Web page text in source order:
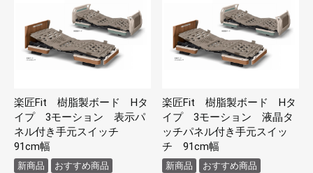
楽匠Fit 樹脂製ボード Hタ
イプ 3モーション 表示パ
ネル付き手元スイッチ
91cm幅
新商品 おすすめ商品
楽匠Fit 樹脂製ボード Hタ
イプ 3モーション 液晶タ
ッチパネル付き手元スイッ
チ 91cm幅
新商品 おすすめ商品